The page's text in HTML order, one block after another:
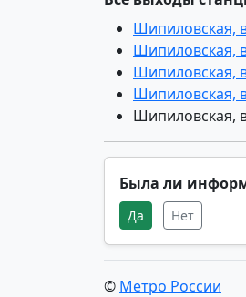
Шипиловская,
Шипиловская,
Шипиловская,
Шипиловская,
Шипиловская,
Была ли
Да Нет
© Метро России